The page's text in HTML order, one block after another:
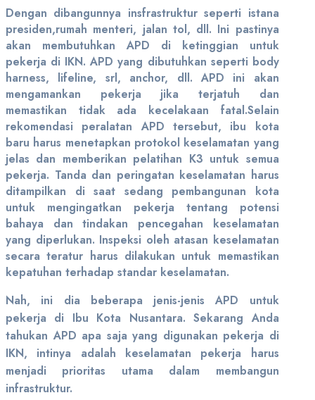
Dengan dibangunnya insfrastruktur seperti istana
presiden,rumah menteri, jalan tol, dll. Ini pastinya
akan membutuhkan APD di ketinggian untuk
pekerja di IKN. APD yang dibutuhkan seperti body
harness, lifeline, srl, anchor, dll. APD ini akan
mengamankan pekerja jika terjatuh dan
memastikan tidak ada kecelakaan fatal.Selain
rekomendasi peralatan APD tersebut, ibu kota
baru harus menetapkan protokol keselamatan yang
jelas dan memberikan pelatihan K3 untuk semua
pekerja. Tanda dan peringatan keselamatan harus
ditampilkan di saat sedang pembangunan kota
untuk mengingatkan pekerja tentang potensi
bahaya dan tindakan pencegahan keselamatan
yang diperlukan. Inspeksi oleh atasan keselamatan
secara teratur harus dilakukan untuk memastikan
kepatuhan terhadap standar keselamatan.
Nah, ini dia beberapa jenis-jenis APD untuk
pekerja di Ibu Kota Nusantara. Sekarang Anda
tahukan APD apa saja yang digunakan pekerja di
IKN, intinya adalah keselamatan pekerja harus
menjadi prioritas utama dalam membangun
infrastruktur.